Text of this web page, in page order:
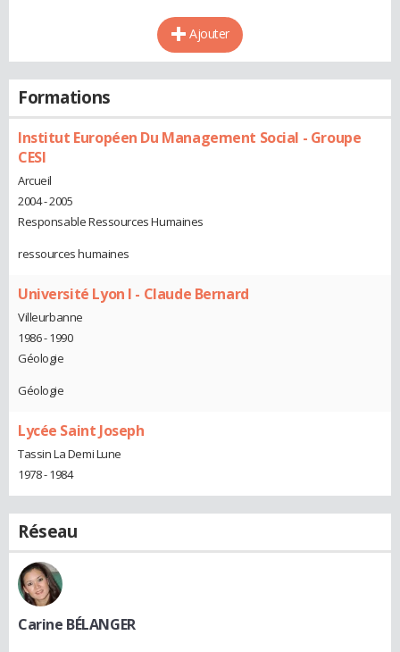
Ajouter
Formations
Institut Européen Du Management Social - Groupe
CESI
Arcueil
2004 - 2005
Responsable Ressources Humaines
ressources humaines
Université Lyon I - Claude Bernard
Villeurbanne
1986 - 1990
Géologie
Géologie
Lycée Saint Joseph
Tassin La Demi Lune
1978 - 1984
Réseau
Carine BÉLANGER